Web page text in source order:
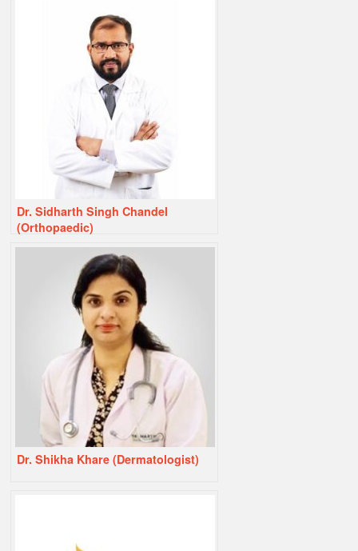
Dr. Sidharth Singh Chandel
(Orthopaedic)
Dr. Shikha Khare (Dermatologist)